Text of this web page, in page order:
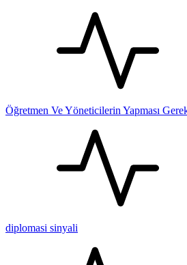
Öğretmen Ve Yöneticilerin Yapması
diplomasi sinyali